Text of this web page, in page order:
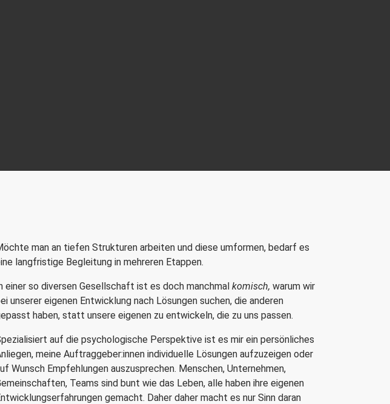
man an tiefen Strukturen arbeiten und diese umformen, bedarf es
langfristige Begleitung in mehreren Etappen.
einer so diversen Gesellschaft ist es doch manchmal komisch, warum wir
unserer eigenen Entwicklung nach Lösungen suchen, die anderen
haben, statt unsere eigenen zu entwickeln, die zu uns passen.
auf die psychologische Perspektive ist es mir ein persönliches
meine Auftraggeber:innen individuelle Lösungen aufzuzeigen oder
Wunsch Empfehlungen auszusprechen. Menschen, Unternehmen,
Teams sind bunt wie das Leben, alle haben ihre eigenen
gemacht. Daher daher macht es nur Sinn daran